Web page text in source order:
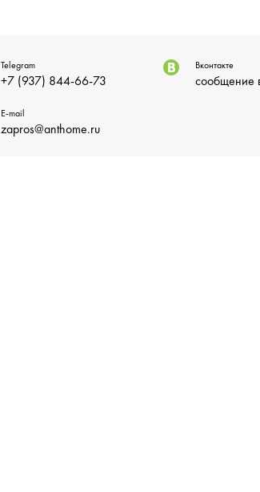
Telegram
+7 (937) 844-66-73
Вконтакте
сообщение
E-mail
zapros@anthome.ru